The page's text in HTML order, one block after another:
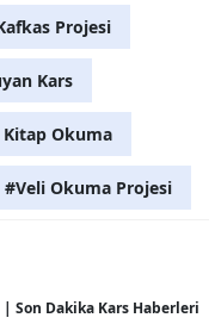
Projesi
Kars
Kitap Okuma
#Veli Okuma Projesi
Son Dakika Kars Haberleri